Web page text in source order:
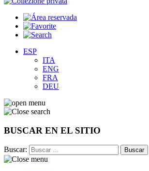
ESP
ITA
ENG
FRA
DEU
BUSCAR EN EL SITIO
Buscar: